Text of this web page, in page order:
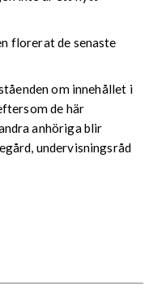
florerat de senaste
om innehållet i
de här
anhöriga blir
undervisningsråd